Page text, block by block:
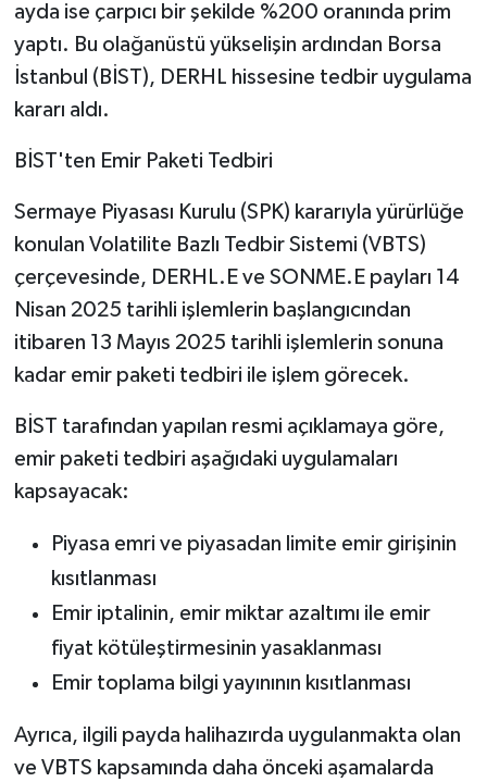
ayda ise çarpıcı bir şekilde %200 oranında prim
yaptı. Bu olağanüstü yükselişin ardından Borsa
İstanbul (BİST), DERHL hissesine tedbir uygulama
kararı aldı.
BİST'ten Emir Paketi Tedbiri
Sermaye Piyasası Kurulu (SPK) kararıyla yürürlüğe
konulan Volatilite Bazlı Tedbir Sistemi (VBTS)
çerçevesinde, DERHL.E ve SONME.E payları 14
Nisan 2025 tarihli işlemlerin başlangıcından
itibaren 13 Mayıs 2025 tarihli işlemlerin sonuna
kadar emir paketi tedbiri ile işlem görecek.
BİST tarafından yapılan resmi açıklamaya göre,
emir paketi tedbiri aşağıdaki uygulamaları
kapsayacak:
Piyasa emri ve piyasadan limite emir girişinin
kısıtlanması
Emir iptalinin, emir miktar azaltımı ile emir
fiyat kötüleştirmesinin yasaklanması
Emir toplama bilgi yayınının kısıtlanması
Ayrıca, ilgili payda halihazırda uygulanmakta olan
ve VBTS kapsamında daha önceki aşamalarda